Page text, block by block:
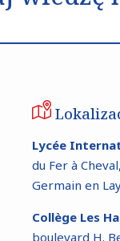
Lycée
du Fer à
Germain en
Collège Les
boulevard H.